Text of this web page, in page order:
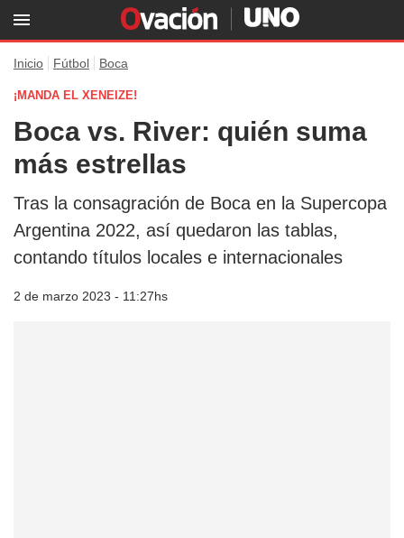
Inicio Fútbol Boca
¡MANDA EL XENEIZE!
Boca vs. River: quién suma
más estrellas
Tras la consagración de Boca en la Supercopa
Argentina 2022, así quedaron las tablas,
contando títulos locales e internacionales
2 de marzo 2023 - 11:27hs